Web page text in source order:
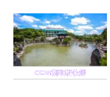
CGM/鄭明析牧師